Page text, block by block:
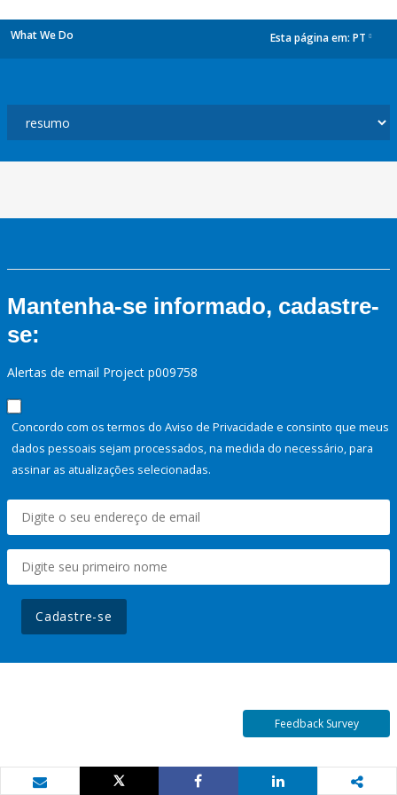
What We Do Esta página em: PT
Mantenha-se informado, cadastre-
se:
Alertas de email Project p009758
Concordo com os termos do Aviso de Privacidade e consinto que meus
dados pessoais sejam processados, na medida do necessário, para
assinar as atualizações selecionadas.
Cadastre-se
Feedback Survey